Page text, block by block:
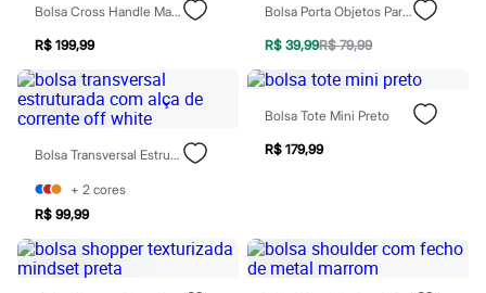
Baby Club
Fifteen
Miss Fifteen
Palomino
Moda íntima
Calcinhas
Cuecas
Meias
Moda praia
Biquínis e Maiôs
Blusas de proteção
Sungas
Personagens
Bolsa Cross Handle Marrom
R$ 199,99
Bolsa Porta Objetos Para Bicicleta Preta
R$ 39,99R$ 79,99
Bolsa Transversal Estruturada Com Alça De Corrente Off White
+ 2 cores
R$ 99,99
Bolsa Tote Mini Preto
R$ 179,99